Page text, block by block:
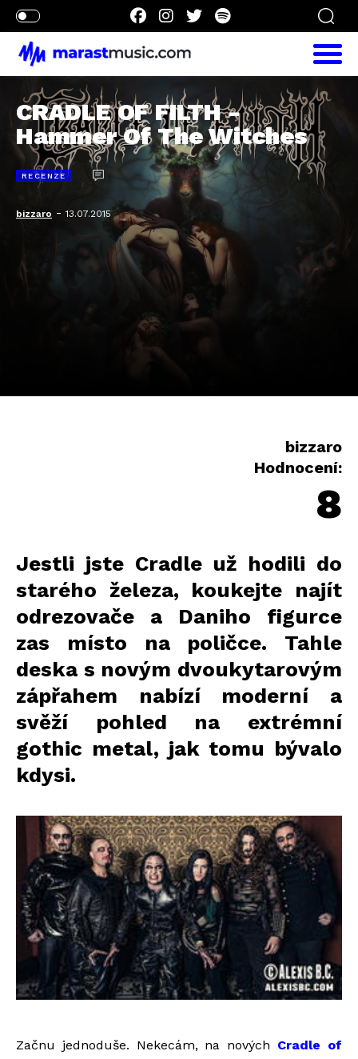
CRADLE OF FILTH -
Hammer Of The Witches
RECENZE
bizzaro -13.07.2015
bizzaro
Hodnocení:
8
Jestli jste Cradle už hodili do
starého železa, koukejte najít
odrezovače a Daniho figurce
zas místo na poličce. Tahle
deska s novým dvoukytarovým
zápřahem nabízí moderní a
svěží pohled na extrémní
gothic metal, jak tomu bývalo
kdysi.
Začnu jednoduše. Nekecám, na nových Cradle of